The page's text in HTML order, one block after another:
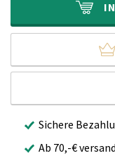
IN
Sichere
Ab 70,-€